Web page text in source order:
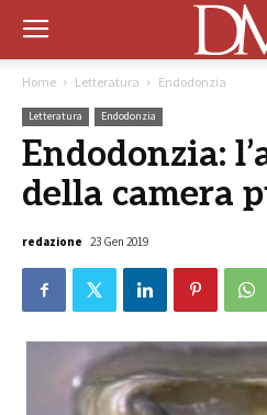
Home Letteratura Endodonzia
Letteratura Endodonzia
Endodonzia:
della camera
redazione 23 Gen 2019